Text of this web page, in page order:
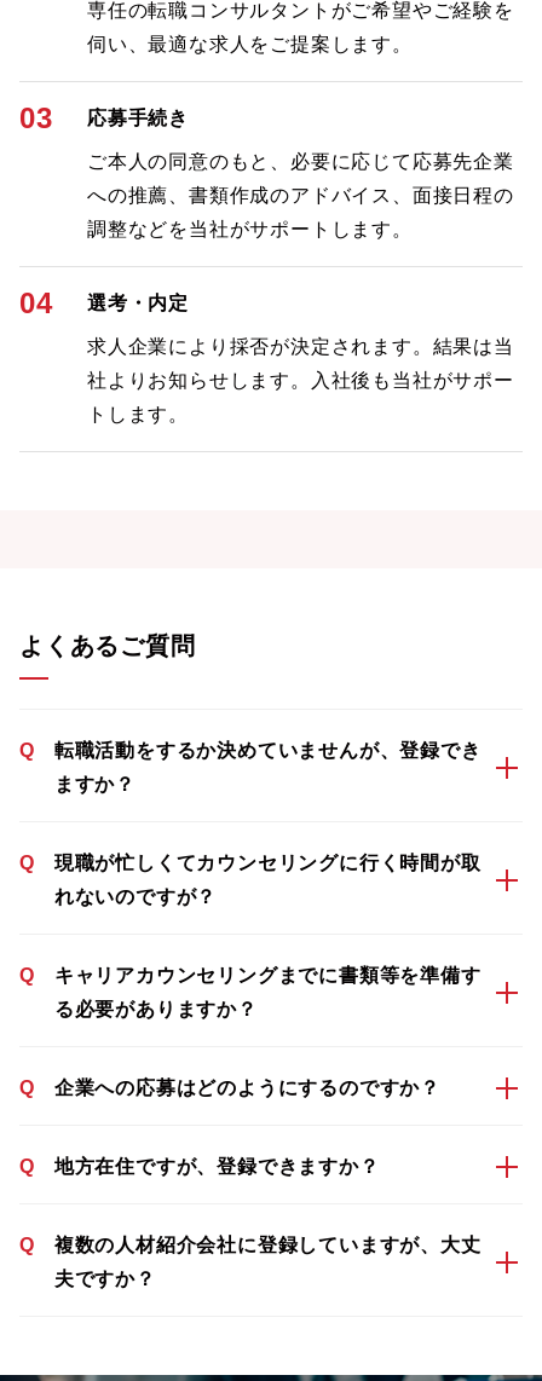
専任の転職コンサルタントがご希望やご経験を
伺い、最適な求人をご提案します。
03 応募手続き
ご本人の同意のもと、必要に応じて応募先企業
への推薦、書類作成のアドバイス、面接日程の
調整などを当社がサポートします。
04 選考・内定
求人企業により採否が決定されます。結果は当
社よりお知らせします。入社後も当社がサポー
トします。
よくあるご質問
Q
転職活動をするか決めていませんが、登録でき
ますか？
Q
現職が忙しくてカウンセリングに行く時間が取
れないのですが？
Q
キャリアカウンセリングまでに書類等を準備す
る必要がありますか？
Q 企業への応募はどのようにするのですか？
Q 地方在住ですが、登録できますか？
Q
複数の人材紹介会社に登録していますが、大丈
夫ですか？